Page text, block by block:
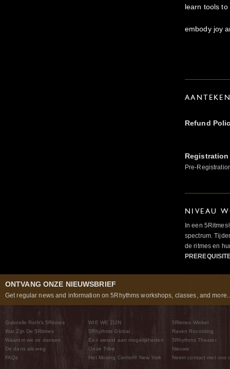
learn tools
embody joy
Refund
Pre-
NIVEAU
In een
spectrum.
de ritmes en
ONTVANG ONZE NIEUWSBRIEF
Get regular news and information on 5Rhythms workshops, classes, and
Gabrielle Roth’s 5Ritmes
Wat Zijn De 5Ritmes
Waarom we ze dansen
De dans als weg
FAQs
WIE WE ZIJN
5Rhythms Global
Een wereld aan mogelijkheden
Onze Tribe
Het Moving Center® New York
5Ritmes Winkel
Raven Recording
5Rhythms Theater
Nieuws
Neem contact met ons